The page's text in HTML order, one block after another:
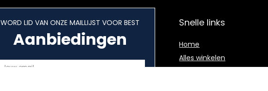
WORD LID VAN ONZE MAILLIJST VOOR BEST
Aanbiedingen
Snelle links
Home
Alles winkelen